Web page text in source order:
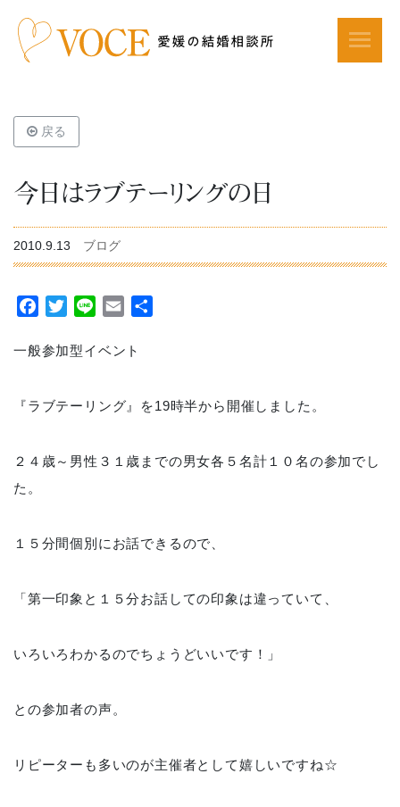
戻る
今日はラブテーリングの日
2010.9.13 ブログ
Facebook
TwitterLine Email
一般参加型イベント
『ラブテーリング』を19時半から開催しました。
２４歳～男性３１歳までの男女各５名計１０名の参加でし
た。
１５分間個別にお話できるので、
「第一印象と１５分お話しての印象は違っていて、
いろいろわかるのでちょうどいいです！」
との参加者の声。
リピーターも多いのが主催者として嬉しいですね☆